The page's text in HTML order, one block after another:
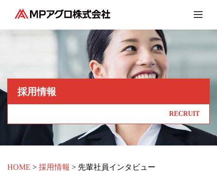
採用情報
RECRUIT
HOME 採用情報 先輩社員インタビュー